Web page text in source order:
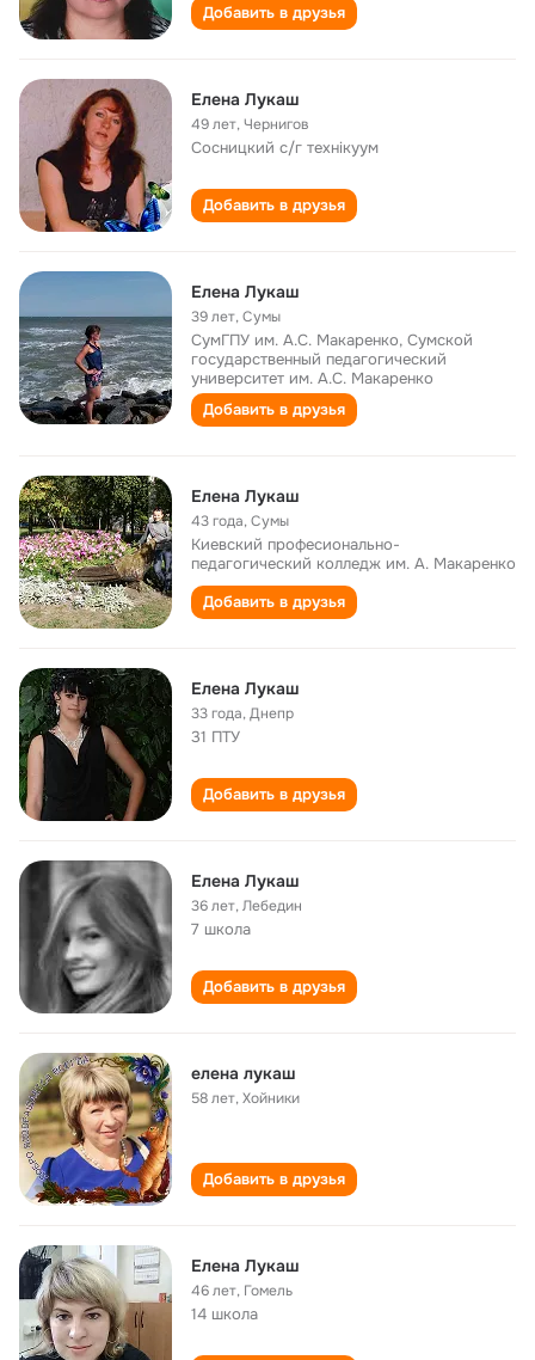
Добавить в друзья
Елена Лукаш
49 лет,Чернигов
Сосницкий с/г технікуум
Добавить в друзья
Елена Лукаш
39 лет,Сумы
СумГПУ им. А.С. Макаренко, Сумской
государственный педагогический
университет им. А.С. Макаренко
Добавить в друзья
Елена Лукаш
43 года,Сумы
Киевский професионально-
педагогический колледж им. А. Макаренко
Добавить в друзья
Елена Лукаш
33 года,Днепр
31 ПТУ
Добавить в друзья
Елена Лукаш
36 лет,Лебедин
7 школа
Добавить в друзья
елена лукаш
58 лет,Хойники
Добавить в друзья
Елена Лукаш
46 лет, Гомель
14 школа